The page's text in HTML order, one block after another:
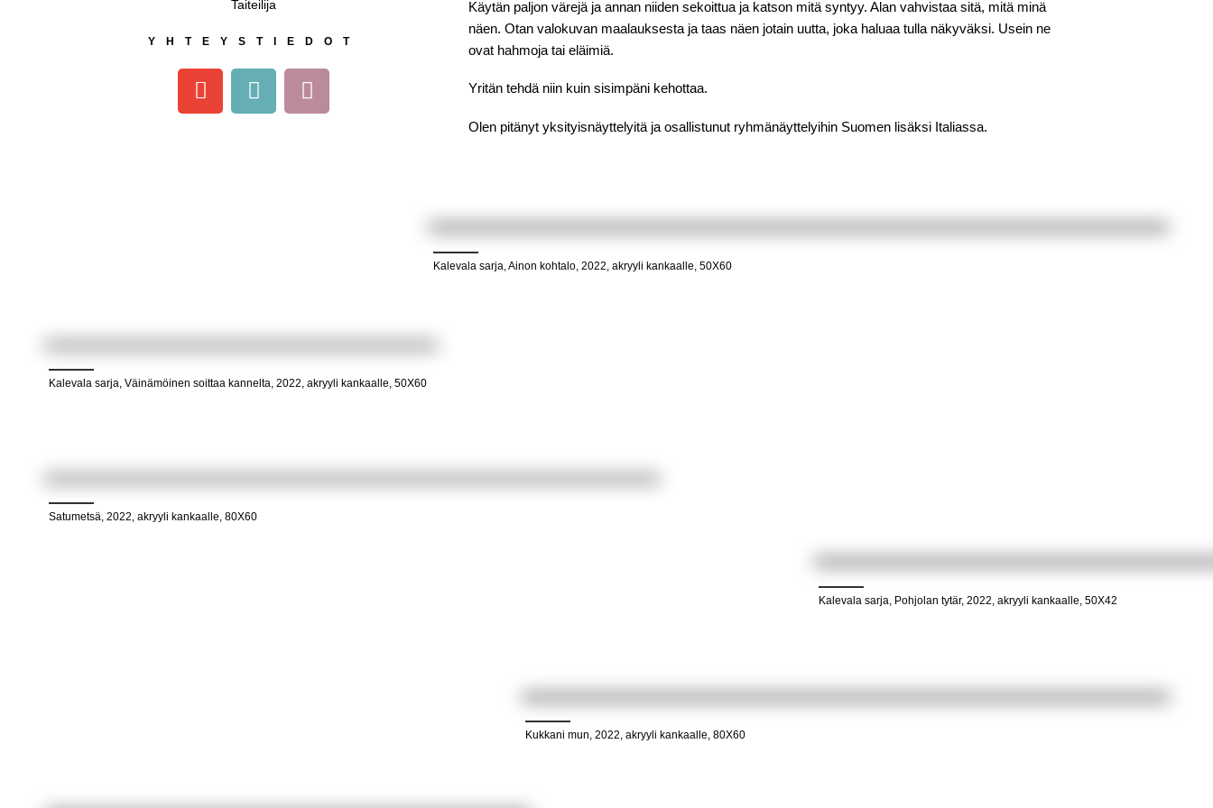
Taiteilija
YHTEYSTIEDOT
Käytän paljon värejä ja annan niiden sekoittua ja katson mitä syntyy. Alan vahvistaa sitä, mitä minä
näen. Otan valokuvan maalauksesta ja taas näen jotain uutta, joka haluaa tulla näkyväksi. Usein ne
ovat hahmoja tai eläimiä.
Yritän tehdä niin kuin sisimpäni kehottaa.
Olen pitänyt yksityisnäyttelyitä ja osallistunut ryhmänäyttelyihin Suomen lisäksi Italiassa.
Kalevala sarja, Väinämöinen soittaa kannelta, 2022, akryyli kankaalle, 50X60
Kalevala sarja, Ainon kohtalo, 2022, akryyli kankaalle, 50X60
Satumetsä, 2022, akryyli kankaalle, 80X60
Kalevala sarja, Pohjolan tytär, 2022, akryyli kankaalle, 50X42
Kukkani mun, 2022, akryyli kankaalle, 80X60